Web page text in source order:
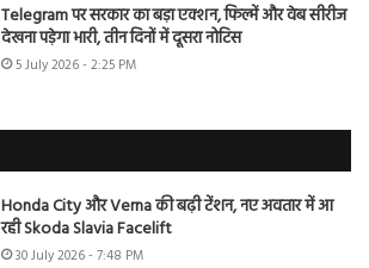
Telegram पर सरकार का बड़ा एक्शन, फिल्में और वेब सीरीज
देखना पड़ेगा भारी, तीन दिनों में दूसरा नोटिस
5 July 2026 - 2:25 PM
Honda City और Verna की बढ़ी टेंशन, नए अवतार में आ
रही Skoda Slavia Facelift
30 July 2026 - 7:48 PM